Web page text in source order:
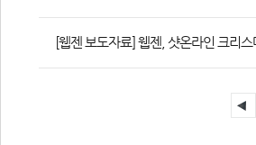
[웹젠 보도자료] 웹젠, 샷온라인 크리